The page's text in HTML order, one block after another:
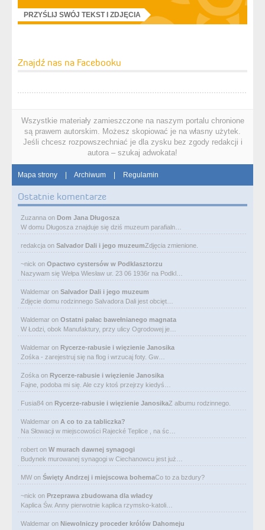
PRZYŚLIJ SWÓJ TEKST I ZDJĘCIA
Znajdź nas na Facebooku
Wszystkie materiały zamieszczone na naszym portalu chronione
są prawem autorskim. Możesz skopiować je na własny użytek.
Jeśli chcesz rozpowszechniać je dla zysku bez zgody redakcji i
autora – szukaj adwokata!
Mapa strony | Archiwum | Regulamin
Ostatnie komentarze
Zuzanna on Dom Jana Długosza
W domu Długosza znajduje się dziś muzeum parafialn…
redakcja on Salvador Dali i jego muzeumZdjęcia zmienione.
~nick on Opactwo cystersów w Podklasztorzu
Nazywam się Wełpa Wiesław ur. 23 06 1936r na Podkl…
Waldemar on Salvador Dali i jego muzeum
Zdjęcie domu rodzinnego Salvadora Dali jest obcięt…
Waldemar on Ostatni pałac bawełnianego magnata
W Łodzi, obok Manufaktury, przy ulicy Ogrodowej je…
Waldemar on Rycerze-rabusie i więzienie Janosika
Zośka - zarejestruj się na flog i wrzucaj foty. Gw…
Zośka on Rycerze-rabusie i więzienie Janosika
Fajne, podoba mi się. Ale czy ktoś przejrzy kiedyś…
Fusia84 on Rycerze-rabusie i więzienie JanosikaZ albumu rodzinnego.
Waldemar on A co to za tabliczka?
Na Słowacji w miejscowości Rajecké Teplice , na śc…
robert on W murach dawnej synagogi
Budynek murowanej synagogi w Ciechanowcu jest już…
MW on Święty Andrzej i miejscowa bohemaCo to za bzdury?
~nick on Przeprawa zbudowana dla władcy
Kaplica Św. Anny pierwotnie kaplica rzymsko-katoli…
Waldemar on Niewolniczy proceder królów Dahomeju